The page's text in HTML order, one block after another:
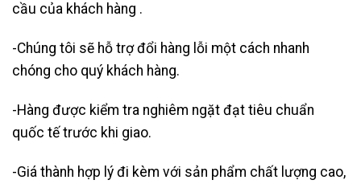
cầu của khách hàng .
-Chúng tôi sẽ hỗ trợ đổi hàng lỗi một cách nhanh
chóng cho quý khách hàng.
-Hàng được kiểm tra nghiêm ngặt đạt tiêu chuẩn
quốc tế trước khi giao.
-Giá thành hợp lý đi kèm với sản phẩm chất lượng cao,